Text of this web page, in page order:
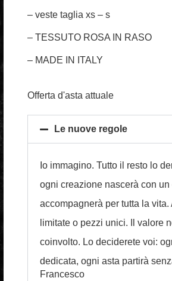
– veste taglia xs – s
– TESSUTO ROSA IN RASO
– MADE IN ITALY
Offerta d'asta attuale
Le nuove regole
Io immagino. Tutto il resto lo
ogni creazione nascerà con
accompagnerà per tutta la
limitate o pezzi unici. Il valore
coinvolto. Lo deciderete voi:
dedicata, ogni asta partirà
Francesco